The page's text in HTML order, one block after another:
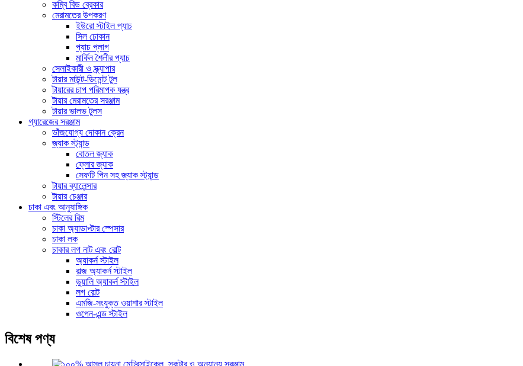
কম্বি বিড ব্রেকার
মেরামতের উপকরণ
ইউরো স্টাইল প্যাচ
সিল ঢোকান
প্যাচ প্লাগ
মার্কিন শৈলীর প্যাচ
সেলাইকারী ও স্ক্র্যাপার
টায়ার মাউন্ট-ডিমোন্ট টুল
টায়ারের চাপ পরিমাপক যন্ত্র
টায়ার মেরামতের সরঞ্জাম
টায়ার ভালভ টুলস
গ্যারেজের সরঞ্জাম
ভাঁজযোগ্য দোকান ক্রেন
জ্যাক স্ট্যান্ড
বোতল জ্যাক
ফ্লোর জ্যাক
সেফটি পিন সহ জ্যাক স্ট্যান্ড
টায়ার ব্যালেন্সার
টায়ার চেঞ্জার
চাকা এবং আনুষাঙ্গিক
স্টিলের রিম
চাকা অ্যাডাপ্টার স্পেসার
চাকা লক
চাকার লগ নাট এবং বোল্ট
অ্যাকর্ন স্টাইল
বাল্জ অ্যাকর্ন স্টাইল
ডুয়ালি অ্যাকর্ন স্টাইল
লগ বোল্ট
এমজি-সংযুক্ত ওয়াশার স্টাইল
ওপেন-এন্ড স্টাইল
বিশেষ পণ্য